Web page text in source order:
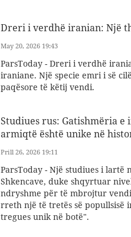
Dreri i verdhë iranian: Një
May 20, 2026 19:43
ParsToday - Dreri i verdhë
iraniane. Një specie emri i së
paqësore të këtij vendi.
Studiues rus: Gatishmëria
armiqtë është unike në
Prill 26, 2026 19:11
ParsToday - Një studiues i lartë
Shkencave, duke shqyrtuar
ndryshme për të mbrojtur
rreth një të tretës së popullsisë
tregues unik në botë".